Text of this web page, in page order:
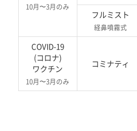
10月〜3月のみ
フルミスト
経鼻噴霧式
COVID-19
(コロナ)
ワクチン
10月〜3月のみ
コミナティ